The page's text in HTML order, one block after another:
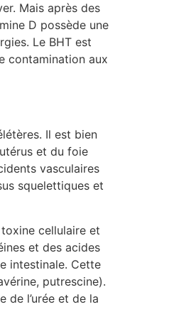
Mais après des
D possède une
Le BHT est
contamination aux
Il est bien
et du foie
vasculaires
squelettiques et
cellulaire et
et des acides
intestinale. Cette
putrescine).
de l’urée et de la